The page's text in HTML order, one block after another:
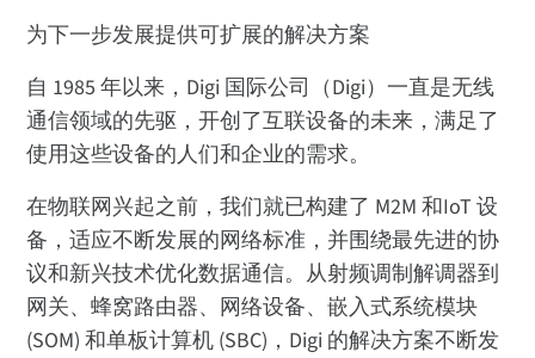
为下一步发展提供可扩展的解决方案
自 1985 年以来，Digi 国际公司（Digi）一直是无线
通信领域的先驱，开创了互联设备的未来，满足了
使用这些设备的人们和企业的需求。
在物联网兴起之前，我们就已构建了 M2M 和IoT 设
备，适应不断发展的网络标准，并围绕最先进的协
议和新兴技术优化数据通信。从射频调制解调器到
网关、蜂窝路由器、网络设备、嵌入式系统模块
(SOM) 和单板计算机 (SBC)，Digi 的解决方案不断发